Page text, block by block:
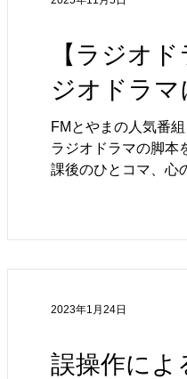
【ラジオ
ジオドラマ
FMとやまの人気番
ラジオドラマの脚本を募集しています。 舞台は“中学生た
課後のひとコマ、心
誤操作によ
2023年1月24日